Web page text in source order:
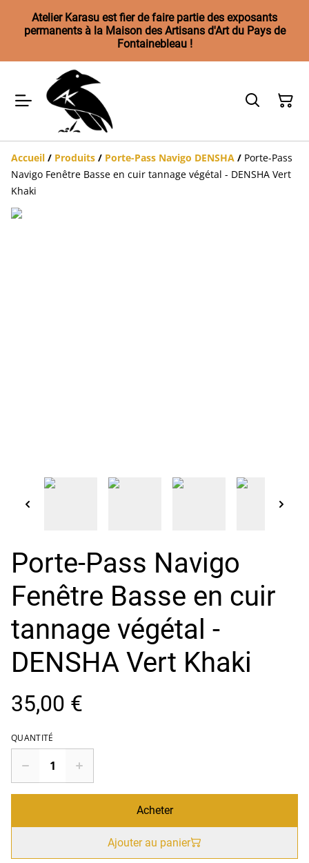
Atelier Karasu est fier de faire partie des exposants
permanents à la Maison des Artisans d'Art du Pays de
Fontainebleau !
Accueil / Produits / Porte-Pass Navigo DENSHA / Porte-Pass
Navigo Fenêtre Basse en cuir tannage végétal - DENSHA Vert
Khaki
Porte-Pass Navigo
Fenêtre Basse en cuir
tannage végétal -
DENSHA Vert Khaki
35,00 €
QUANTITÉ
Acheter
Ajouter au panier